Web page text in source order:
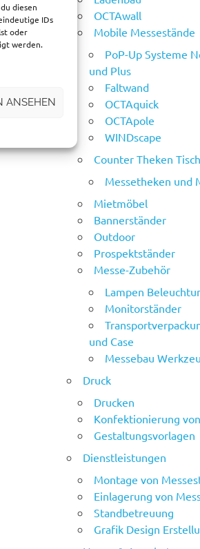
diesen
IDs
oder
werden.
ANSEHEN
OCTAwall
Mobile Messestände
PoP-Up Systeme
und Plus
Faltwand
OCTAquick
OCTApole
WINDscape
Counter Theken
Messetheken und
Mietmöbel
Bannerständer
Outdoor
Prospektständer
Messe-Zubehör
Lampen
Monitorständer
und Case
Messebau
Druck
Drucken
Konfektionierung
Gestaltungsvorlagen
Dienstleistungen
Montage von
Einlagerung von
Standbetreuung
Grafik Design